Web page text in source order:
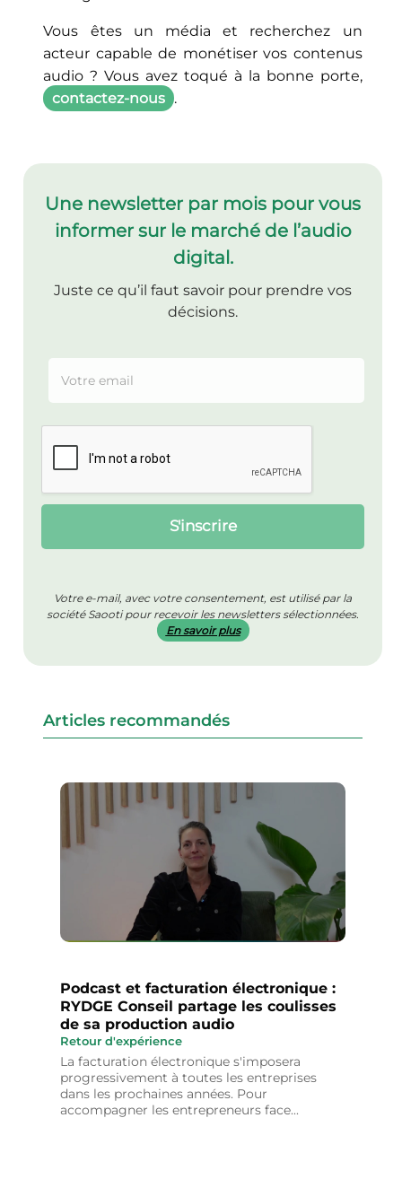
Vous êtes un média et recherchez un
acteur capable de monétiser vos contenus
audio ? Vous avez toqué à la bonne porte,
contactez-nous .
Une newsletter par mois pour vous
informer sur le marché de l’audio
digital.
Juste ce qu’il faut savoir pour prendre vos
décisions.
i
l
m
*
S'inscrire
Votre e-mail, avec votre consentement, est utilisé par la
société Saooti pour recevoir les newsletters sélectionnées.
En savoir plus
Articles recommandés
Podcast et facturation électronique :
RYDGE Conseil partage les coulisses
de sa production audio
Retour d'expérience
La facturation électronique s'imposera
progressivement à toutes les entreprises
dans les prochaines années. Pour
accompagner les entrepreneurs face...